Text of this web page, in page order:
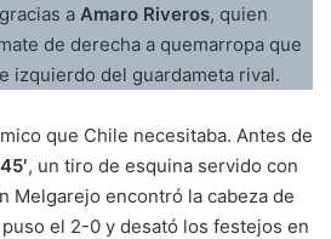
gracias a Amaro Riveros, quien
de derecha a quemarropa que
izquierdo del guardameta rival.
que Chile necesitaba. Antes de
45′, un tiro de esquina servido con
Melgarejo encontró la cabeza de
el 2-0 y desató los festejos en